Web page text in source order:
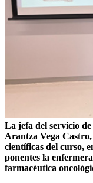
La jefa del servicio
Arantza Vega
científicas del curso,
ponentes la
farmacéutica